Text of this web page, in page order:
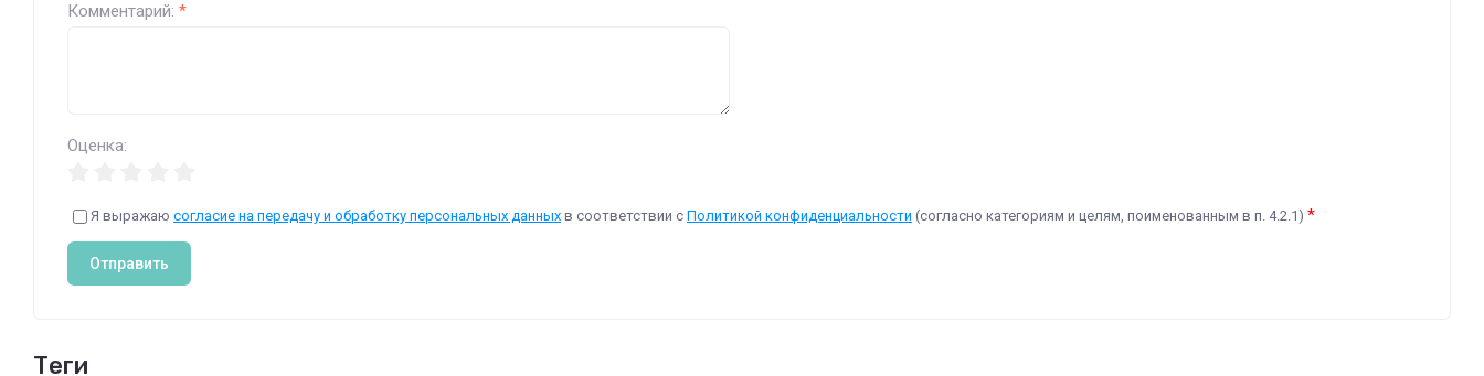
Комментарий: *
Оценка:
Я выражаю согласие на передачу и обработку персональных данных в соответствии с Политикой конфиденциальности (согласно категориям и целям, поименованным в п. 4.2.1) *
Отправить
теги